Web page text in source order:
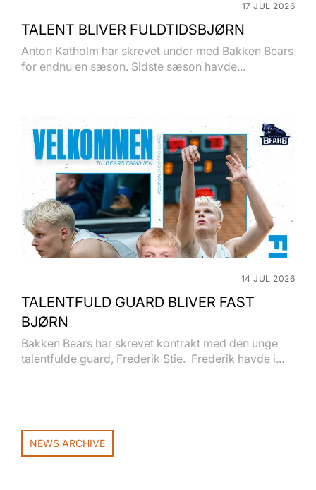
17 JUL 2026
TALENT BLIVER FULDTIDSBJØRN
Anton Katholm har skrevet under med Bakken Bears
for endnu en sæson. Sidste sæson havde...
14 JUL 2026
TALENTFULD GUARD BLIVER FAST
BJØRN
Bakken Bears har skrevet kontrakt med den unge
talentfulde guard, Frederik Stie. Frederik havde i...
NEWS ARCHIVE